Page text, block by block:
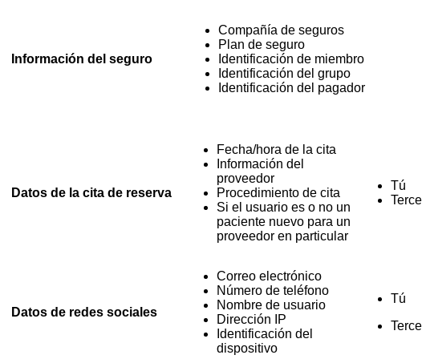
Información del seguro
Compañía de seguros
Plan de seguro
Identificación de miembro
Identificación del grupo
Identificación del pagador
Datos de la cita de reserva
Fecha/hora de la cita
Información del
proveedor
Procedimiento de cita
Si el usuario es o no un
paciente nuevo para un
proveedor en particular
Tú
Datos de redes sociales
Correo electrónico
Número de teléfono
Nombre de usuario
Dirección IP
Identificación del
dispositivo
Tú